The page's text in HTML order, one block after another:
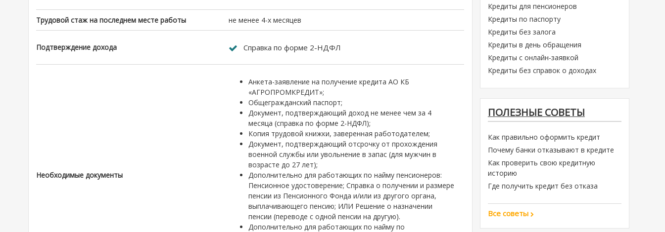
Трудовой стаж на последнем месте работы не менее 4-х месяцев
Подтверждение дохода Справка по форме 2-НДФЛ
Необходимые документы
Анкета-заявление на получение кредита АО КБ
«АГРОПРОМКРЕДИТ»;
Общегражданский паспорт;
Документ, подтверждающий доход не менее чем за 4
месяца (справка по форме 2-НДФЛ);
Копия трудовой книжки, заверенная работодателем;
Документ, подтверждающий отсрочку от прохождения
военной службы или увольнение в запас (для мужчин в
возрасте до 27 лет);
Дополнительно для работающих по найму пенсионеров:
Пенсионное удостоверение; Справка о получении и размере
пенсии из Пенсионного Фонда и/или из другого органа,
выплачивающего пенсию; ИЛИ Решение о назначении
пенсии (переводе с одной пенсии на другую).
Дополнительно для работающих по найму по
Кредиты для пенсионеров
Кредиты по паспорту
Кредиты без залога
Кредиты в день обращения
Кредиты с онлайн-заявкой
Кредиты без справок о доходах
ПОЛЕЗНЫЕ СОВЕТЫ
Как правильно оформить кредит
Почему банки отказывают в кредите
Как проверить свою кредитную
историю
Где получить кредит без отказа
Все советы